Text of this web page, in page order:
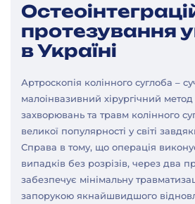
протезування
в Україні
Артроскопія колінного суглоба –
малоінвазивний хірургічний метод
захворювань та травм колінного
великої популярності у світі
Справа в тому, що операція
випадків без розрізів, через два
забезпечує мінімальну
запорукою якнайшвидшого